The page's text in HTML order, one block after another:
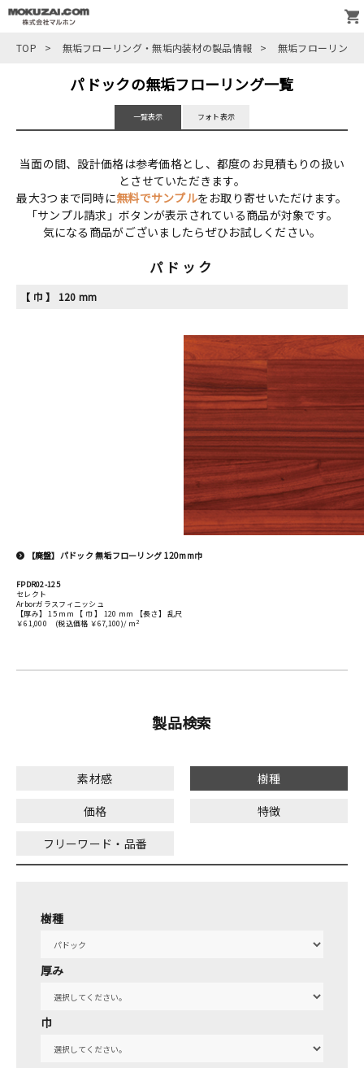
TOP > 無垢フローリング・無垢内装材の製品情報 > 無垢フローリング
パドックの無垢フローリング一覧
一覧表示 フォト表示
当面の間、設計価格は参考価格とし、都度のお見積もりの扱い
とさせていただきます。
最大3つまで同時に無料でサンプルをお取り寄せいただけます。
「サンプル請求」ボタンが表示されている商品が対象です。
気になる商品がございましたらぜひお試しください。
パドック
【 巾 】 120 mm
【廃盤】パドック 無垢フローリング 120mm巾
FPDR02-125
セレクト
Arborガラスフィニッシュ
【厚み】 15 mm 【 巾 】 120 mm 【長さ】 乱尺
￥61,000
(税込価格 ￥67,100)/ m 2
製品検索
素材感
樹種
価格
特徴
フリーワード・品番
樹種
厚み
巾